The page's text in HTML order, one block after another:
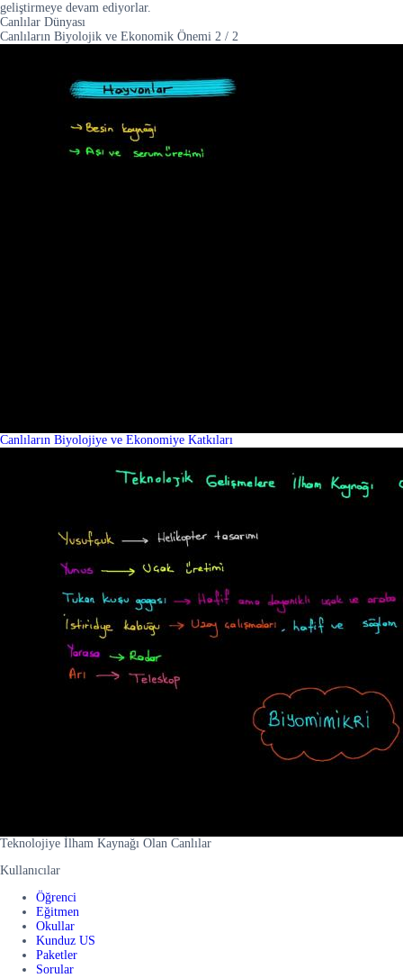
geliştirmeye devam ediyorlar.
Canlılar Dünyası
Canlıların Biyolojik ve Ekonomik Önemi 2 / 2
Canlıların Biyolojiye ve Ekonomiye Katkıları
Teknolojiye İlham Kaynağı Olan Canlılar
Kullanıcılar
Öğrenci
Eğitmen
Okullar
Kunduz US
Paketler
Sorular